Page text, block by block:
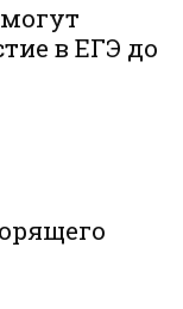
в ЕГЭ до